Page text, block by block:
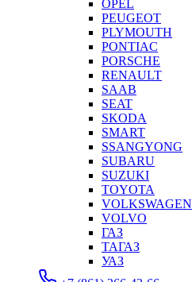
OPEL
PEUGEOT
PLYMOUTH
PONTIAC
PORSCHE
RENAULT
SAAB
SEAT
SKODA
SMART
SSANGYONG
SUBARU
SUZUKI
TOYOTA
VOLKSWAGEN
VOLVO
ГАЗ
ТАГАЗ
УАЗ